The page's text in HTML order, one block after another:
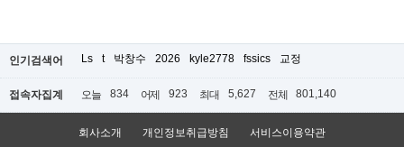
인기검색어 Ls t 박창수 2026 kyle2778 fssics 교정
접속자집계 오늘 834 어제 923 최대 5,627 전체 801,140
회사소개 개인정보취급방침
서비스이용약관